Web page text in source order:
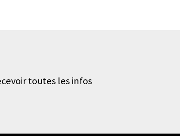
toutes les infos